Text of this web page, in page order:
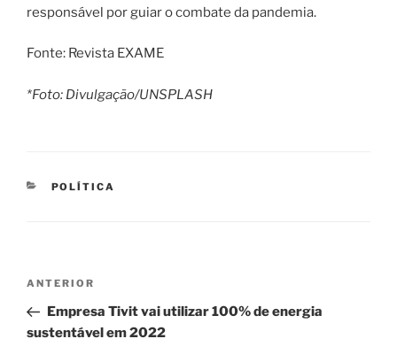
responsável por guiar o combate da pandemia.
Fonte: Revista EXAME
*Foto: Divulgação/UNSPLASH
CATEGORIAS
POLÍTICA
Navegação
Post
Post
anterior
ANTERIOR
Empresa Tivit vai utilizar 100% de energia
sustentável em 2022